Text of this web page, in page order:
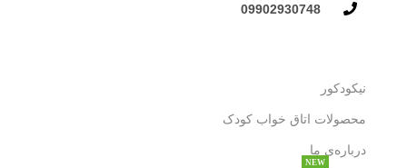
09902930748​
نیکودکور
محصولات اتاق خواب کودک
درباره‌ی ما
NEW